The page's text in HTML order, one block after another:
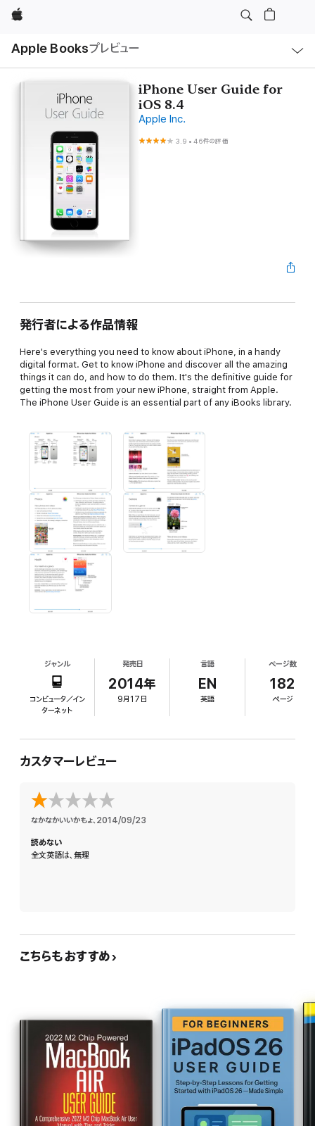
Apple
Apple Booksプレビュー
ル
iPhone User Guide for
iOS 8.4
Apple Inc.
3.9 •46件の評価
発行者による作品情報
Here's everything you need to know about iPhone, in a handy
digital format. Get to know iPhone and discover all the amazing
things it can do, and how to do them. It's the definitive guide for
getting the most from your new iPhone, straight from Apple.
The iPhone User Guide is an essential part of any iBooks library.
ジャンル
コンピュータ／イン
ターネット
発売日
2014年
9月17日
言語
EN
英語
ページ数
182
ページ
カスタマーレビュー
なかなかいいかもょ、 2014/09/23
読めない
全文英語は、無理
こちらもおすすめ